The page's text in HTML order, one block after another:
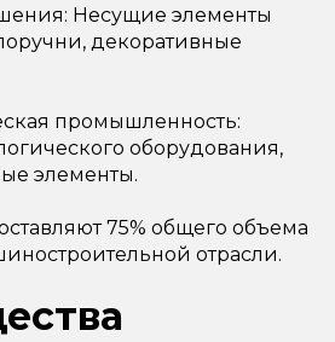
Несущие элементы
декоративные
промышленность:
оборудования,
элементы.
75% общего объема
отрасли.